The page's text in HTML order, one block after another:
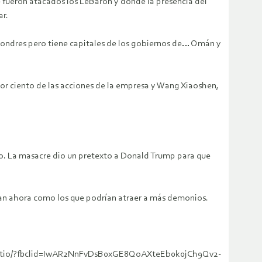
pero tiene capitales de los gobiernos de… Omán y
de las acciones de la empresa y Wang Xiaoshen,
masacre dio un pretexto a Donald Trump para que
ahora como los que podrían atraer a más demonios.
?fbclid=IwAR2NnFvDsB0xGE8QoAXteEb0k0jCh9Qv2-